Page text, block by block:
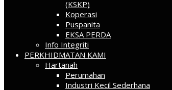
(KSKP)
Koperasi
Puspanita
EKSA PERDA
Info Integriti
PERKHIDMATAN KAMI
Hartanah
Perumahan
Industri Kecil Sederhana